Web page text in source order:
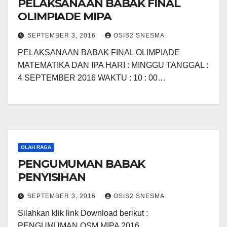
PELAKSANAAN BABAK FINAL
OLIMPIADE MIPA
SEPTEMBER 3, 2016 OSIS2 SNESMA
PELAKSANAAN BABAK FINAL OLIMPIADE
MATEMATIKA DAN IPA HARI : MINGGU TANGGAL :
4 SEPTEMBER 2016 WAKTU : 10 : 00…
OLAH RAGA
PENGUMUMAN BABAK
PENYISIHAN
SEPTEMBER 3, 2016 OSIS2 SNESMA
Silahkan klik link Download berikut :